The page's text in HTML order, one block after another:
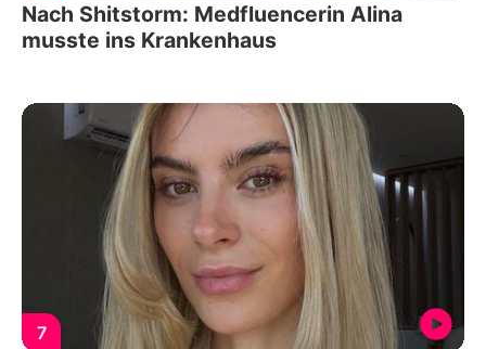
Nach Shitstorm: Medfluencerin Alina
musste ins Krankenhaus
7